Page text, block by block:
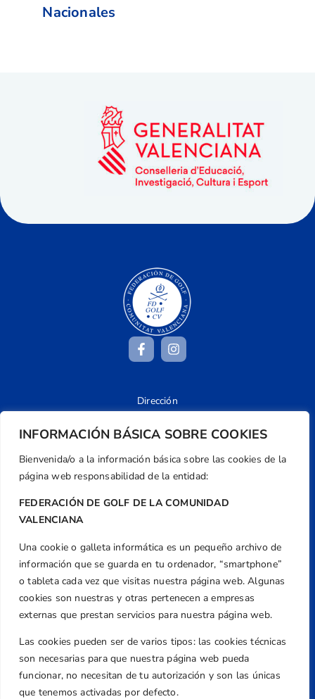
INFORMACIÓN BÁSICA SOBRE COOKIES
Bienvenida/o a la información básica sobre las cookies de la
página web responsabilidad de la entidad:
FEDERACIÓN DE GOLF DE LA COMUNIDAD
VALENCIANA
Una cookie o galleta informática es un pequeño archivo de
información que se guarda en tu ordenador, “smartphone”
o tableta cada vez que visitas nuestra página web. Algunas
cookies son nuestras y otras pertenecen a empresas
externas que prestan servicios para nuestra página web.
Las cookies pueden ser de varios tipos: las cookies técnicas
son necesarias para que nuestra página web pueda
funcionar, no necesitan de tu autorización y son las únicas
que tenemos activadas por defecto.
Nacionales
Dirección
Caballero, Nº 5, Despachos 2 y 3, 46980,
Valencia
Teléfono
Aviso Legal
Política de Privacidad
Transparencia
Federación
Revista